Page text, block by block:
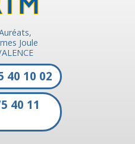
Joule
40 10 02
40 11